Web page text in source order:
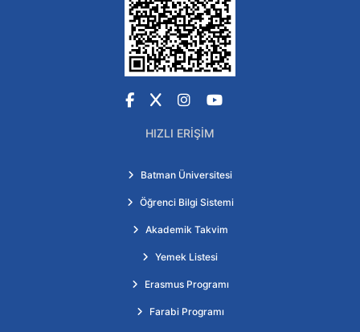
Facebook
X Instagram
YouTube
HIZLI ERIŞIM
Batman Üniversitesi
Öğrenci Bilgi Sistemi
Akademik Takvim
Yemek Listesi
Erasmus Programı
Farabi Programı